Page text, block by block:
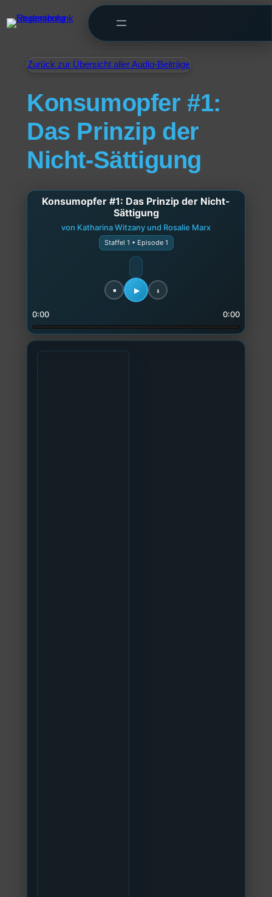
Zurück zur Übersicht aller Audio-Beiträge
Konsumopfer #1:
Das Prinzip der
Nicht-Sättigung
Konsumopfer #1: Das Prinzip der Nicht-
Sättigung
von Katharina Witzany und Rosalie Marx
Staffel 1 • Episode 1
0:00 0:00